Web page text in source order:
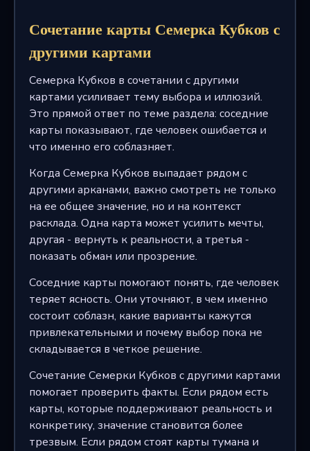
Сочетание карты Семерка Кубков с
другими картами
Семерка Кубков в сочетании с другими
картами усиливает тему выбора и иллюзий.
Это прямой ответ по теме раздела: соседние
карты показывают, где человек ошибается и
что именно его соблазняет.
Когда Семерка Кубков выпадает рядом с
другими арканами, важно смотреть не только
на ее общее значение, но и на контекст
расклада. Одна карта может усилить мечты,
другая - вернуть к реальности, а третья -
показать обман или прозрение.
Соседние карты помогают понять, где человек
теряет ясность. Они уточняют, в чем именно
состоит соблазн, какие варианты кажутся
привлекательными и почему выбор пока не
складывается в четкое решение.
Сочетание Семерки Кубков с другими картами
помогает проверить факты. Если рядом есть
карты, которые поддерживают реальность и
конкретику, значение становится более
трезвым. Если рядом стоят карты тумана и